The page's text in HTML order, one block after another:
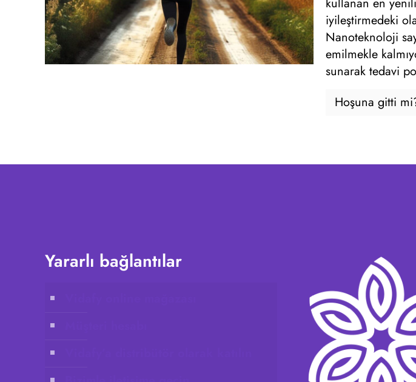
iyileştirmedeki
Nanoteknoloji
emilmekle
sunarak tedavi
Hoşuna gitti
Yararlı bağlantılar